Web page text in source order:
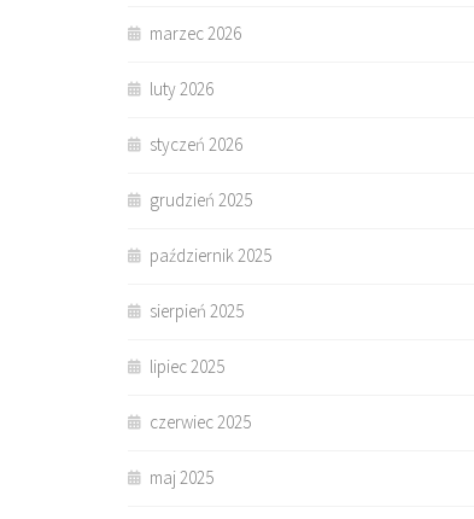
marzec 2026
luty 2026
styczeń 2026
grudzień 2025
październik 2025
sierpień 2025
lipiec 2025
czerwiec 2025
maj 2025